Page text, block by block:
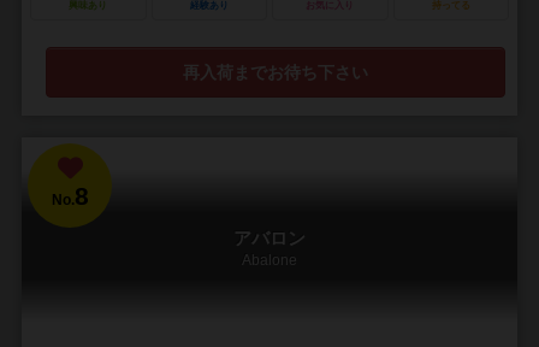
興味あり 経験あり お気に入り 持ってる
再入荷までお待ち下さい
No.8
アバロン
Abalone